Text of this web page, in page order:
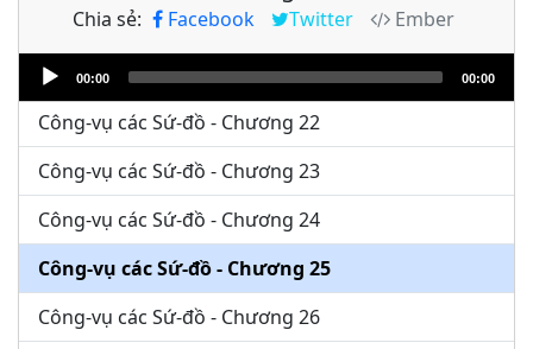
Chia sẻ: Facebook Twitter
Ember
Audio
Player
00:00 00:00
Công-vụ các Sứ-đồ - Chương 20
Công-vụ các Sứ-đồ - Chương 21
Công-vụ các Sứ-đồ - Chương 22
Công-vụ các Sứ-đồ - Chương 23
Công-vụ các Sứ-đồ - Chương 24
Công-vụ các Sứ-đồ - Chương 25
Công-vụ các Sứ-đồ - Chương 26